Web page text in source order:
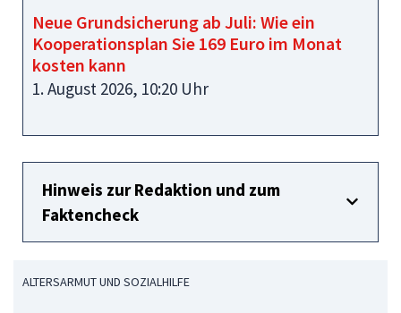
Neue Grundsicherung ab Juli: Wie ein
Kooperationsplan Sie 169 Euro im Monat
kosten kann
1. August 2026, 10:20 Uhr
Hinweis zur Redaktion und zum
Faktencheck
ALTERSARMUT UND SOZIALHILFE